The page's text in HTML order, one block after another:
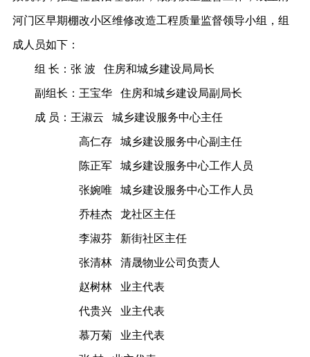
河门区早期棚改小区维修改造工程质量监督领导小组，组
成人员如下：
组 长：张 波 住房和城乡建设局局长
副组长：王宝华住房和城乡建设局副局长
成 员：王淑云 城乡建设服务中心主任
高仁存城乡建设服务中心副主任
陈正军城乡建设服务中心工作人员
张婉唯城乡建设服务中心工作人员
乔桂杰龙社区主任
李淑芬 新街社区主任
张清林清晟物业公司负责人
赵树林业主代表
代贵兴业主代表
慕万菊业主代表